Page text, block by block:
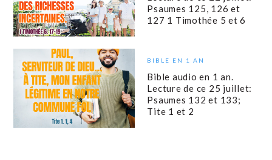
Psaumes 125, 126 et
127 1 Timothée 5 et 6
BIBLE EN 1 AN
Bible audio en 1 an.
Lecture de ce 25 juillet:
Psaumes 132 et 133;
Tite 1 et 2